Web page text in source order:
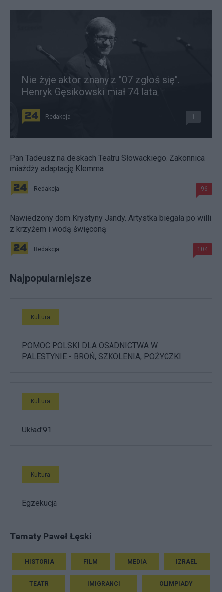
Nie żyje aktor znany z "07 zgłoś się".
Henryk Gęsikowski miał 74 lata
Redakcja 1
Pan Tadeusz na deskach Teatru Słowackiego. Zakonnica
miażdży adaptację Klemma
Redakcja 96
Nawiedzony dom Krystyny Jandy. Artystka biegała po willi
z krzyżem i wodą święconą
Redakcja 104
Najpopularniejsze
Kultura
POMOC POLSKI DLA OSADNICTWA W
PALESTYNIE - BROŃ, SZKOLENIA, POŻYCZKI
Kultura
Układ'91
Kultura
Egzekucja
Tematy Paweł Łęski
HISTORIA FILM MEDIA IZRAEL
TEATR IMIGRANCI OLIMPIADY